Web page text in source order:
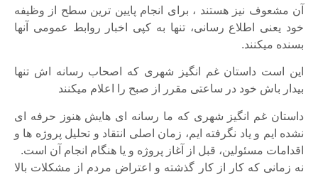
آن مشعوف نیز هستند ، برای انجام پایین ترین سطح از وظیفه
خود یعنی اطلاع رسانی، تنها به کپی اخبار روابط عمومی آنها
بسنده میکنند.
این است داستان غم انگیز شهری که اصحاب رسانه اش تنها
بیدار باش خود در ساعتی مقرر از صبح را اعلام میکنند
داستان غم انگیز شهری که ما رسانه ای هایش هنوز حرفه ای
نشده ایم و یاد نگرفته ایم، زمان اصلی انتقاد و تحلیل پروژه ها و
اقدامات مسئولین، قبل از آغاز پروژه و یا هنگام انجام آن است.
نه زمانی که کار از کار گذشته و اعتراض مردم از مشکلات بالا